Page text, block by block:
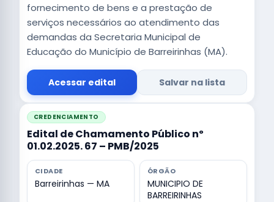
fornecimento de bens e a prestação de
serviços necessários ao atendimento das
demandas da Secretaria Municipal de
Educação do Município de Barreirinhas (MA).
Acessar edital Salvar na lista
CREDENCIAMENTO
Edital de Chamamento Público nº
01.02.2025. 67 – PMB/2025
CIDADE
Barreirinhas — MA
ÓRGÃO
MUNICIPIO DE
BARREIRINHAS